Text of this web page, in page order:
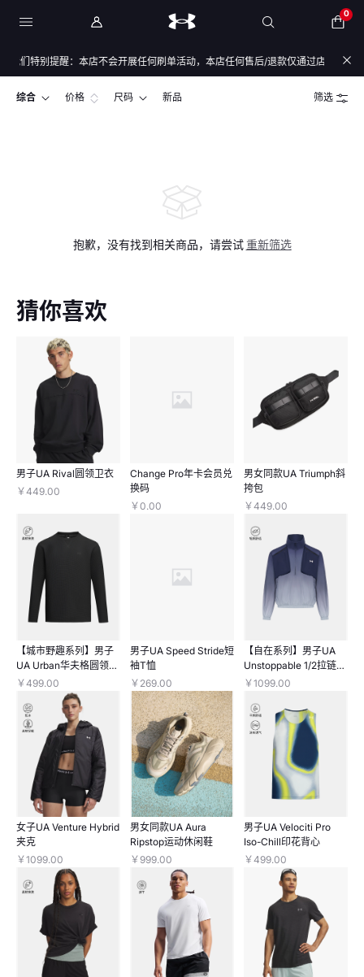
0
们特别提醒：本店不会开展任何刷单活动，本店任何售后/退款仅通过店铺官方
综合 价格 尺码 新品 筛选
抱歉，没有找到相关商品，请尝试 重新筛选
猜你喜欢
男子UA Rival圆领卫衣
￥449.00
Change Pro年卡会员兑
换码
￥0.00
男女同款UA Triumph斜
挎包
￥449.00
【城市野趣系列】男子
UA Urban华夫格圆领长
袖上衣
￥499.00
男子UA Speed Stride短
袖T恤
￥269.00
【自在系列】男子UA
Unstoppable 1/2拉链梭
织渐变长袖上衣
￥1099.00
女子UA Venture Hybrid
夹克
￥1099.00
男女同款UA Aura
Ripstop运动休闲鞋
￥999.00
男子UA Velociti Pro
Iso-Chill印花背心
￥499.00